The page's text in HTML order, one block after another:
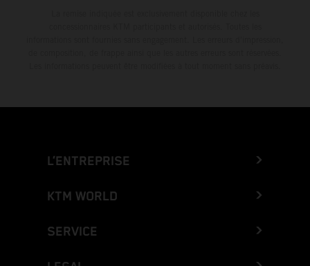
L’ENTREPRISE
KTM WORLD
SERVICE